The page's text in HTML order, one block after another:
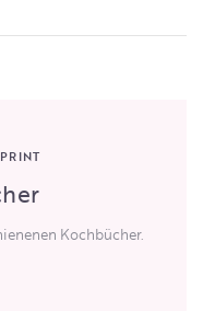
Kochbücher.